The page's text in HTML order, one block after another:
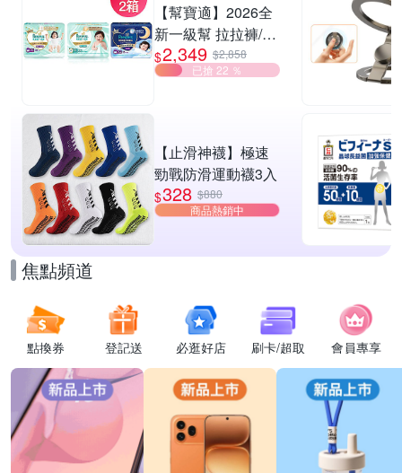
【幫寶適】2026全
新一級幫 拉拉褲/黏
貼型/夜用褲型 多款
任選2箱
$2,349 $2,858
已搶 22 ％
【止滑神襪】極速
勁戰防滑運動襪3入
$328 $880
商品熱銷中
焦點頻道
點換券 登記送 必逛好店 刷卡/超取 會員專享